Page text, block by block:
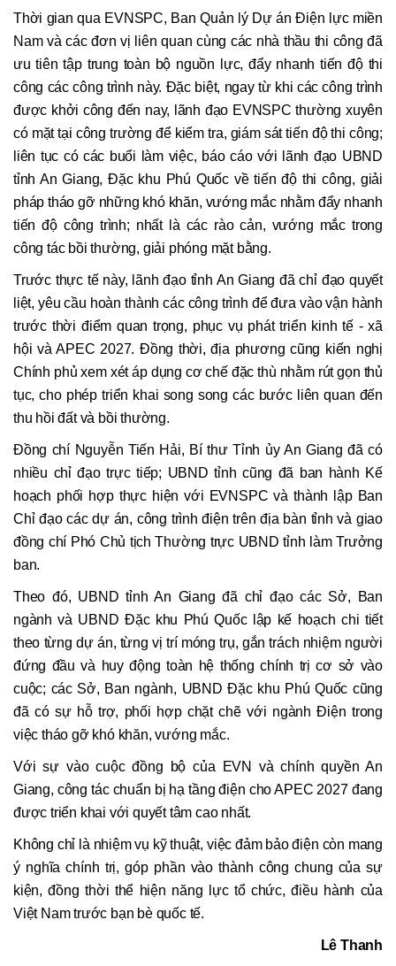
Thời gian qua EVNSPC, Ban Quản lý Dự án Điện lực miền
Nam và các đơn vị liên quan cùng các nhà thầu thi công đã
ưu tiên tập trung toàn bộ nguồn lực, đẩy nhanh tiến độ thi
công các công trình này. Đặc biệt, ngay từ khi các công trình
được khởi công đến nay, lãnh đạo EVNSPC thường xuyên
có mặt tại công trường để kiểm tra, giám sát tiến độ thi công;
liên tục có các buổi làm việc, báo cáo với lãnh đạo UBND
tỉnh An Giang, Đặc khu Phú Quốc về tiến độ thi công, giải
pháp tháo gỡ những khó khăn, vướng mắc nhằm đẩy nhanh
tiến độ công trình; nhất là các rào cản, vướng mắc trong
công tác bồi thường, giải phóng mặt bằng.
Trước thực tế này, lãnh đạo tỉnh An Giang đã chỉ đạo quyết
liệt, yêu cầu hoàn thành các công trình để đưa vào vận hành
trước thời điểm quan trọng, phục vụ phát triển kinh tế - xã
hội và APEC 2027. Đồng thời, địa phương cũng kiến nghị
Chính phủ xem xét áp dụng cơ chế đặc thù nhằm rút gọn thủ
tục, cho phép triển khai song song các bước liên quan đến
thu hồi đất và bồi thường.
Đồng chí Nguyễn Tiến Hải, Bí thư Tỉnh ủy An Giang đã có
nhiều chỉ đạo trực tiếp; UBND tỉnh cũng đã ban hành Kế
hoạch phối hợp thực hiện với EVNSPC và thành lập Ban
Chỉ đạo các dự án, công trình điện trên địa bàn tỉnh và giao
đồng chí Phó Chủ tịch Thường trực UBND tỉnh làm Trưởng
ban.
Theo đó, UBND tỉnh An Giang đã chỉ đạo các Sở, Ban
ngành và UBND Đặc khu Phú Quốc lập kế hoạch chi tiết
theo từng dự án, từng vị trí móng trụ, gắn trách nhiệm người
đứng đầu và huy động toàn hệ thống chính trị cơ sở vào
cuộc; các Sở, Ban ngành, UBND Đặc khu Phú Quốc cũng
đã có sự hỗ trợ, phối hợp chặt chẽ với ngành Điện trong
việc tháo gỡ khó khăn, vướng mắc.
Với sự vào cuộc đồng bộ của EVN và chính quyền An
Giang, công tác chuẩn bị hạ tầng điện cho APEC 2027 đang
được triển khai với quyết tâm cao nhất.
Không chỉ là nhiệm vụ kỹ thuật, việc đảm bảo điện còn mang
ý nghĩa chính trị, góp phần vào thành công chung của sự
kiện, đồng thời thể hiện năng lực tổ chức, điều hành của
Việt Nam trước bạn bè quốc tế.
Lê Thanh